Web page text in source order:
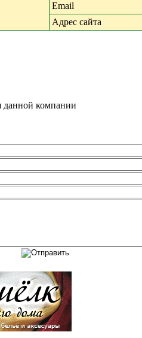
Email
Адрес сайта
данной компании